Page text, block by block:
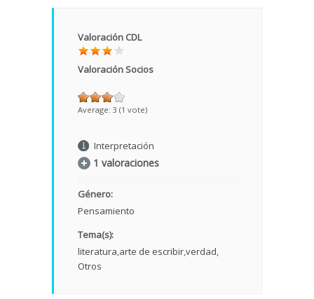
Valoración CDL
Valoración Socios
Average: 3 (1 vote)
Interpretación
1 valoraciones
Género:
Pensamiento
Tema(s):
literatura arte de escribirverdad
Otros